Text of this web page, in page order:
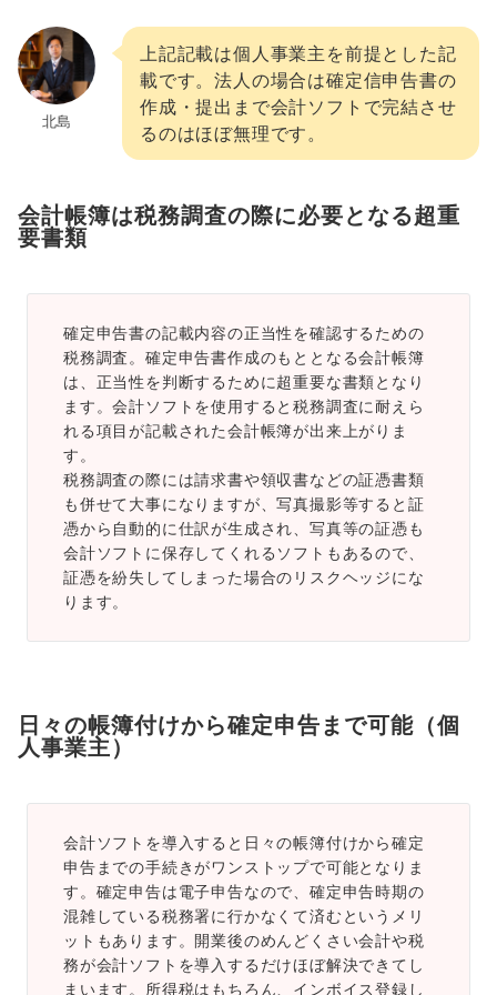
北島
上記記載は個人事業主を前提とした記
載です。法人の場合は確定信申告書の
作成・提出まで会計ソフトで完結させ
るのはほぼ無理です。
会計帳簿は税務調査の際に必要となる超重
要書類
確定申告書の記載内容の正当性を確認するための
税務調査。確定申告書作成のもととなる会計帳簿
は、正当性を判断するために超重要な書類となり
ます。会計ソフトを使用すると税務調査に耐えら
れる項目が記載された会計帳簿が出来上がりま
す。
税務調査の際には請求書や領収書などの証憑書類
も併せて大事になりますが、写真撮影等すると証
憑から自動的に仕訳が生成され、写真等の証憑も
会計ソフトに保存してくれるソフトもあるので、
証憑を紛失してしまった場合のリスクヘッジにな
ります。
日々の帳簿付けから確定申告まで可能（個
人事業主）
会計ソフトを導入すると日々の帳簿付けから確定
申告までの手続きがワンストップで可能となりま
す。確定申告は電子申告なので、確定申告時期の
混雑している税務署に行かなくて済むというメリ
ットもあります。開業後のめんどくさい会計や税
務が会計ソフトを導入するだけほぼ解決できてし
まいます。所得税はもちろん、インボイス登録し